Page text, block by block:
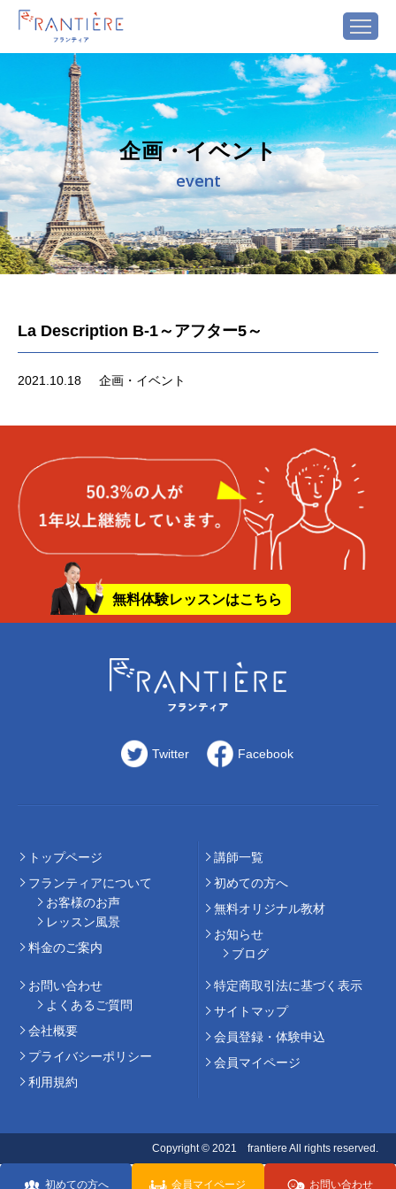
初めての方へ 会員マイページ お問い合わせ
企画・イベント
event
La Description B-1～アフター5～
2021.10.18 企画・イベント
無料体験レッスンはこちら
Twitter Facebook
トップページ
フランティアについて
お客様のお声
レッスン風景
料⾦のご案内
講師⼀覧
初めての⽅へ
無料オリジナル教材
お知らせ
ブログ
お問い合わせ
よくあるご質問
会社概要
プライバシーポリシー
利用規約
特定商取引法に基づく表示
サイトマップ
会員登録・体験申込
会員マイページ
Copyright © 2021 frantiere All rights reserved.